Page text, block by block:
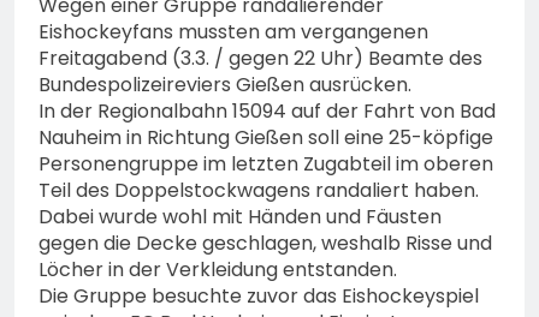
Eindringling erfordert
Einsatz der Polizei
4. August 2026
Eishockeyfans mussten am vergangenen
Freitagabend (3.3. / gegen 22 Uhr) Beamte des
Bundespolizeireviers Gießen ausrücken.
In der Regionalbahn 15094 auf der Fahrt von Bad
Nauheim in Richtung Gießen soll eine 25-köpfige
Personengruppe im letzten Zugabteil im oberen
Teil des Doppelstockwagens randaliert haben.
Dabei wurde wohl mit Händen und Fäusten
gegen die Decke geschlagen, weshalb Risse und
Löcher in der Verkleidung entstanden.
Die Gruppe besuchte zuvor das Eishockeyspiel